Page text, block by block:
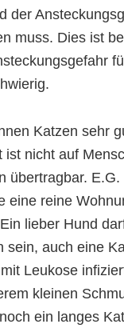
der
muss. Dies ist
Katzen sehr
ist nicht auf
übertragbar.
eine reine
lieber Hund
sein, auch eine
Leukose
kleinen
ein langes